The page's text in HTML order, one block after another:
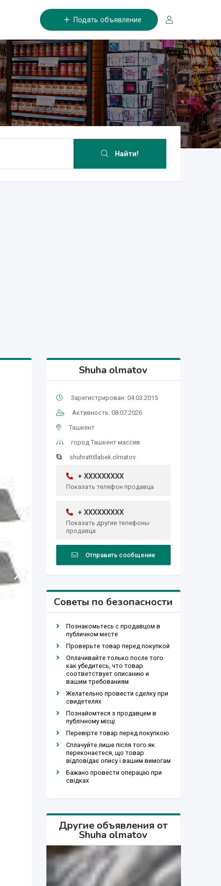
Подать объявление
Найти!
Shuha olmatov
Зарегистрирован: 04.03.2015
Активность: 08.07.2026
Ташкент
город Ташкент массив
shuhrattillabek.olmatov
+ XXXXXXXXX
Показать телефон продавца
+ XXXXXXXXX
Показать другие телефоны
продавца
Отправить сообщение
Советы по безопасности
Познакомьтесь с продавцом в
публичном месте
Проверьте товар перед покупкой
Оплачивайте только после того
как убедитесь, что товар
соответствует описанию и
вашим требованиям
Желательно провести сделку при
свидетелях
Познайомтеся з продавцем в
публічному місці
Перевірте товар перед покупкою
Сплачуйте лише після того як
переконаєтеся, що товар
відповідає опису і вашим вимогам
Бажано провести операцію при
свідках
Другие объявления от
Shuha olmatov